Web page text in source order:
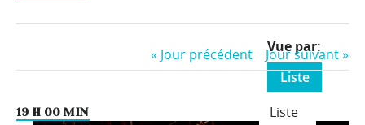
Event
Views
Navigation
Vue par
Liste
Liste
« Jour précédent Jour suivant»
19 H 00 MIN